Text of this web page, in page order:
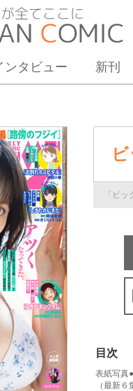
ンタビュー 新刊
「ビ
目次
表紙写真
（最新